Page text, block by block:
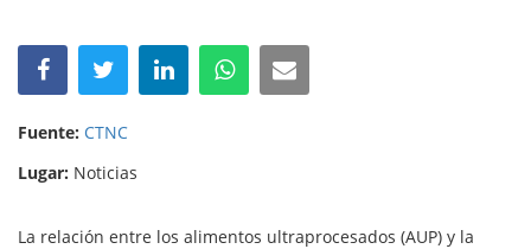
Fuente: CTNC
Lugar: Noticias
La relación entre los alimentos ultraprocesados (AUP) y la